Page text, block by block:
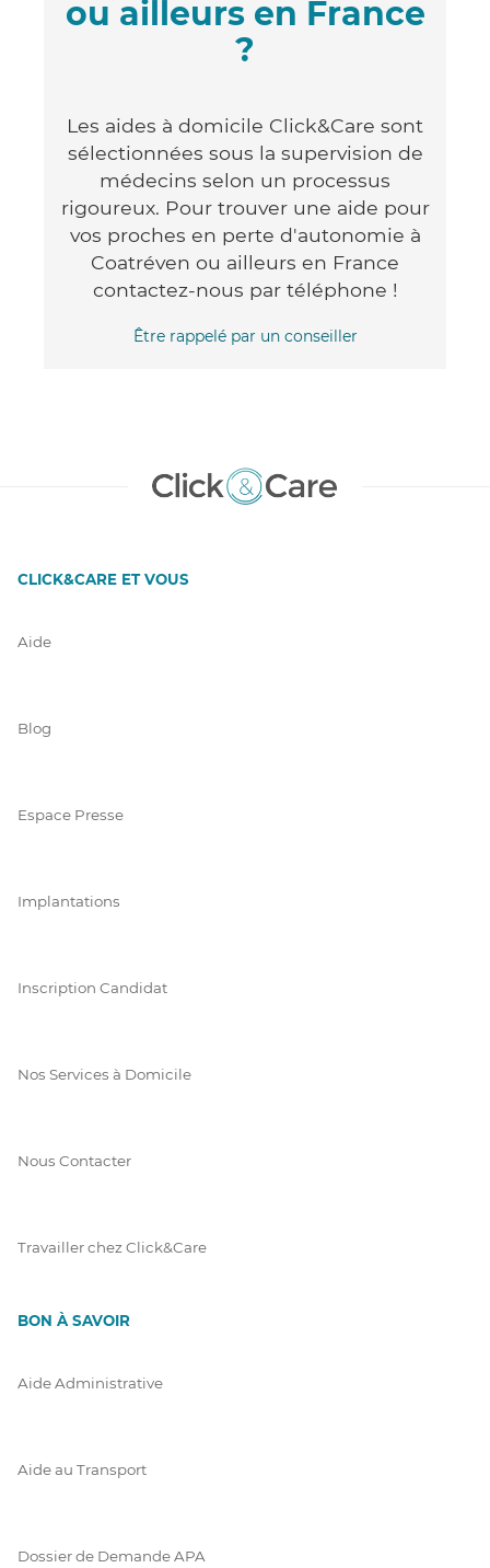
ou ailleurs en France
?
Les aides à domicile Click&Care sont
sélectionnées sous la supervision de
médecins selon un processus
rigoureux. Pour trouver une aide pour
vos proches en perte d'autonomie à
Coatréven ou ailleurs en France
contactez-nous par téléphone !
Être rappelé par un conseiller
CLICK&CARE ET VOUS
Aide
Blog
Espace Presse
Implantations
Inscription Candidat
Nos Services à Domicile
Nous Contacter
Travailler chez Click&Care
BON À SAVOIR
Aide Administrative
Aide au Transport
Dossier de Demande APA